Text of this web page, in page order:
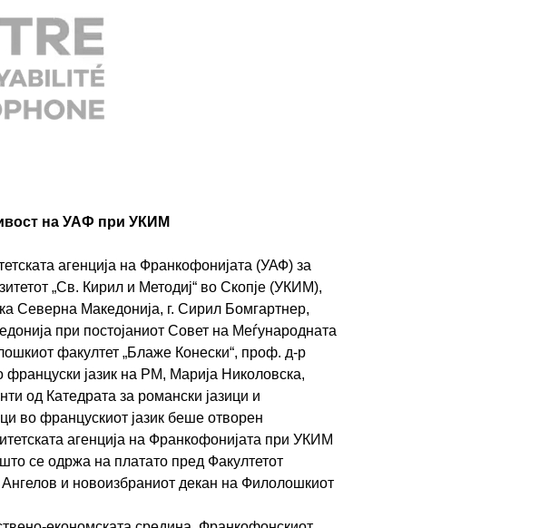
на УАФ при УКИМ
агенција на Франкофонијата (УАФ) за
„Св. Кирил и Методиј“ во Скопје (УКИМ),
Северна Македонија, г. Сирил Бомгартнер,
при постојаниот Совет на Меѓународната
факултет „Блаже Конески“, проф. д-р
јазик на РМ, Марија Николовска,
од Катедрата за романски јазици и
во францускиот јазик беше отворен
агенција на Франкофонијата при УКИМ
се одржа на платато пред Факултетот
и новоизбраниот декан на Филолошкиот